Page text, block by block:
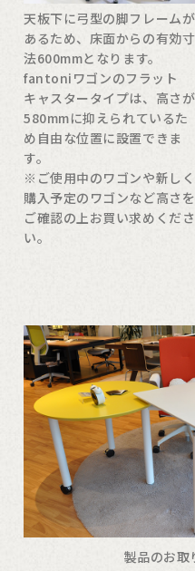
天板下に弓型の脚フレームが
あるため、床面からの有効寸
法600mmとなります。
fantoniワゴンのフラット
キャスタータイプは、高さが
580mmに抑えられているた
め自由な位置に設置できま
す。
※ご使用中のワゴンや新しく
購入予定のワゴンなど高さを
ご確認の上お買い求めくださ
い。
製品のお取